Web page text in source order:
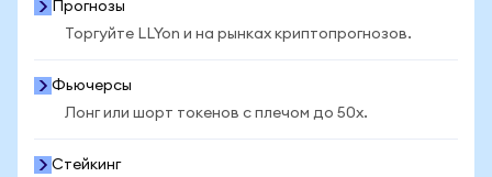
Прогнозы
Торгуйте LLYon и на рынках криптопрогнозов.
Фьючерсы
Лонг или шорт токенов с плечом до 50x.
Стейкинг